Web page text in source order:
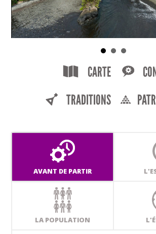
CARTE
TRADITIONS
AVANT DE PARTIR
LA POPULATION